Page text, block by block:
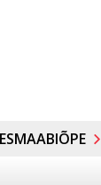
ESMAABIÕPE